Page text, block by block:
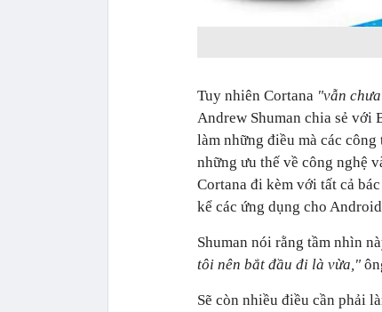
Tuy nhiên Cortana "vẫn
Andrew Shuman chia sẻ với
làm những điều mà các
những ưu thế về công nghệ
Cortana đi kèm với tất cả
kể các ứng dụng cho
Shuman nói rằng tầm nhìn
tôi nên bắt đầu đi là vừa,"
Sẽ còn nhiều điều cần phải